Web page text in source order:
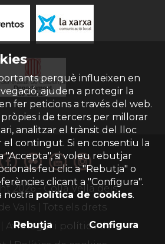
perquè influeixen en
ajuden a protegir la
fer peticions a través del web.
pròpies i de tercers per millorar
analitzar el trànsit del lloc
el contingut. Si en consentiu la
"Accepta", si voleu rebutjar
feu clic a "Rebutja" o
clicant a "Configura".
nostrapolítica de cookies.
Rebutja Configura
2026- Colla Vella dels
Valls | Tots els drets
Avís legal i política de